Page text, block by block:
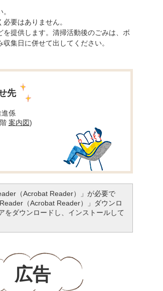
要はありません。
提供します。清掃活動後のごみは、ボ
集日に併せて出してください。
先
係
案内図)
（Acrobat Reader）」が必要で
（Acrobat Reader）」ダウンロ
をダウンロードし、インストールして
広告